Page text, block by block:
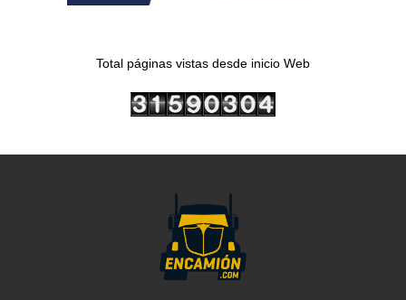
Total páginas vistas desde inicio Web